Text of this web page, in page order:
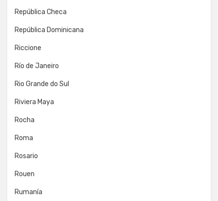
República Checa
República Dominicana
Riccione
Río de Janeiro
Rio Grande do Sul
Riviera Maya
Rocha
Roma
Rosario
Rouen
Rumanía